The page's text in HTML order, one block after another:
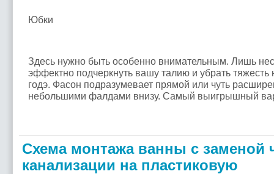
Юбки
Здесь нужно быть особенно внимательным. Лишь
эффектно подчеркнуть вашу талию и убрать тяжесть
годэ. Фасон подразумевает прямой или чуть
небольшими фалдами внизу. Самый выигрышный
Схема монтажа ванны с заменой
канализации на пластиковую